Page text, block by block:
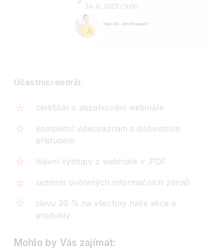
Účastníci obdrží:
certifikát o absolvování webináře
kompletní videozáznam s doživotním
přístupem
hlavní výstupy z webináře v .PDF
seznam ověřených informačních zdrojů
slevu 20 % na všechny naše akce a
produkty
Mohlo by Vás zajímat: